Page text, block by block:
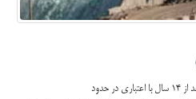
ساخت سد گتوند ازسال 1376شروع گردید وبعد از 14 سال با اعتباری در حدود